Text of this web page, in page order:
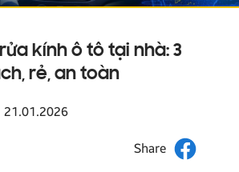
kính ô tô tại nhà: 3
rẻ, an toàn
21.01.2026